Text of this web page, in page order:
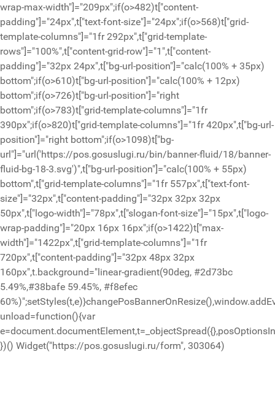
wrap-max-width"]="209px";if(o>482)t["content-
padding"]="24px",t["text-font-size"]="24px";if(o>568)t["grid-
template-columns"]="1fr 292px",t["grid-template-
rows"]="100%",t["content-grid-row"]="1",t["content-
padding"]="32px 24px",t["bg-url-position"]="calc(100% + 35px)
bottom";if(o>610)t["bg-url-position"]="calc(100% + 12px)
bottom";if(o>726)t["bg-url-position"]="right
bottom";if(o>783)t["grid-template-columns"]="1fr
390px";if(o>820)t["grid-template-columns"]="1fr 420px",t["bg-url-
position"]="right bottom";if(o>1098)t["bg-
url"]="url('https://pos.gosuslugi.ru/bin/banner-fluid/18/banner-
fluid-bg-18-3.svg')",t["bg-url-position"]="calc(100% + 55px)
bottom",t["grid-template-columns"]="1fr 557px",t["text-font-
size"]="32px",t["content-padding"]="32px 32px 32px
50px",t["logo-width"]="78px",t["slogan-font-size"]="15px",t["logo-
wrap-padding"]="20px 16px 16px";if(o>1422)t["max-
width"]="1422px",t["grid-template-columns"]="1fr
720px",t["content-padding"]="32px 48px 32px
160px",t.background="linear-gradient(90deg, #2d73bc
5.49%,#38bafe 59.45%, #f8efec
unload=function(){var
})() Widget("https://pos.gosuslugi.ru/form", 303064)